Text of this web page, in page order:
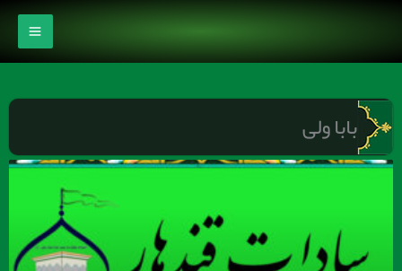
محتوا
بابا ولی